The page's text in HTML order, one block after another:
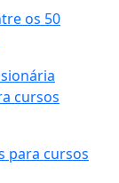
os 50
cursos
para cursos